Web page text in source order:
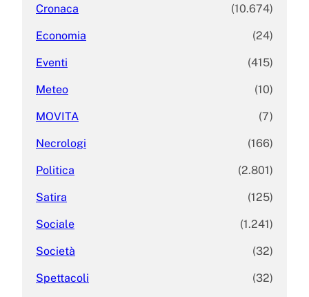
Cronaca (10.674)
Economia (24)
Eventi (415)
Meteo (10)
MOVITA (7)
Necrologi (166)
Politica (2.801)
Satira (125)
Sociale (1.241)
Società (32)
Spettacoli (32)